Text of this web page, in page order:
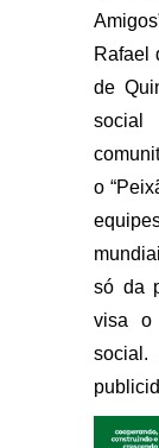
Rafael
de
o
só da
visa o
social.